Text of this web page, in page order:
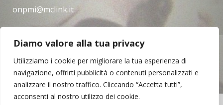
Diamo valore alla tua privacy
Utilizziamo i cookie per migliorare la tua esperienza di
navigazione, offrirti pubblicità o contenuti personalizzati e
analizzare il nostro traffico. Cliccando “Accetta tutti”,
acconsenti al nostro utilizzo dei cookie.
onpmi@mclink.it
Amministrazione trasparente
Privacy Policy
Note legali
Contatti